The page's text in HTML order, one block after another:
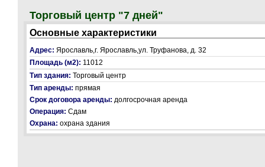
Торговый центр "7 дней"
Основные характеристики
Адрес: Ярославль,г. Ярославль,ул. Труфанова, д. 32
Площадь (м2): 11012
Тип здания: Торговый центр
Тип аренды: прямая
Срок договора аренды: долгосрочная аренда
Операция: Сдам
Охрана: охрана здания